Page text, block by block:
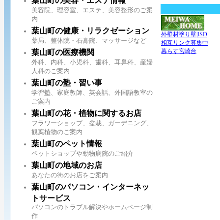
美容院、理容室、エステ、美容整形のご案
内
葉山町の健康・リラクゼーション
薬局、整体院・石膏院、マッサージなど
葉山町の医療機関
外科、内科、小児科、歯科、耳鼻科、産婦
人科のご案内
葉山町の塾・習い事
学習塾、家庭教師、英会話、外国語教室の
ご案内
葉山町の花・植物に関するお店
フラワーショップ、盆栽、ガーデニング、
観葉植物のご案内
葉山町のペット情報
ペットショップや動物病院のご紹介
葉山町の地域のお店
あなたの街のお店をご案内
葉山町のパソコン・インターネッ
トサービス
パソコンのトラブル解決やホームページ制
作
外壁材塗り壁|ISD
相互リンク募集中
暮らす宮崎台